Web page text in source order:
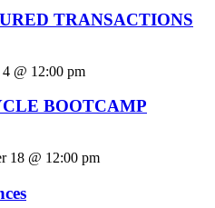
TRANSACTIONS
@ 12:00 pm
BOOTCAMP
18 @ 12:00 pm